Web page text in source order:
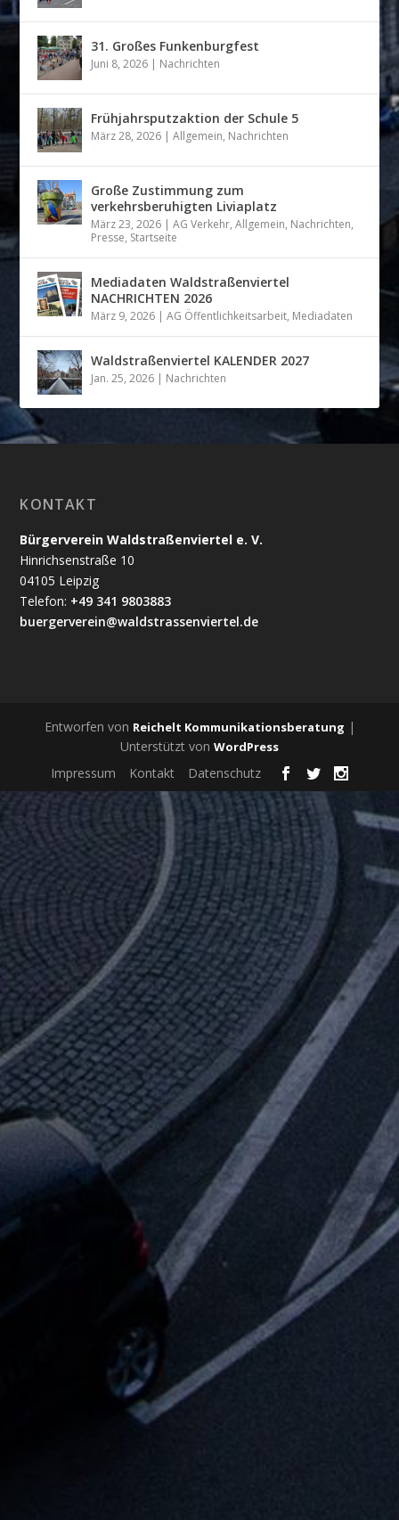
31. Großes Funkenburgfest
Juni 8, 2026 | Nachrichten
Frühjahrsputzaktion der Schule 5
März 28, 2026 |Allgemein, Nachrichten
Große Zustimmung zum
verkehrsberuhigten Liviaplatz
März 23, 2026 |AG Verkehr,Allgemein, Nachrichten,
Presse, Startseite
Mediadaten Waldstraßenviertel
NACHRICHTEN 2026
März 9, 2026 |AG Öffentlichkeitsarbeit, Mediadaten
Waldstraßenviertel KALENDER 2027
Jan. 25, 2026 | Nachrichten
KONTAKT
Bürgerverein Waldstraßenviertel e. V.
Hinrichsenstraße 10
04105 Leipzig
Telefon: +49 341 9803883
buergerverein@waldstrassenviertel.de
Entworfen von Reichelt Kommunikationsberatung |
Unterstützt von WordPress
Impressum Kontakt Datenschutz